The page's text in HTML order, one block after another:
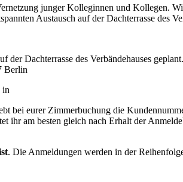
junger Kolleginnen und Kollegen.
Austausch auf der Dachterrasse des
Dachterrasse des Verbändehauses geplant.
Berlin
in
bei eurer Zimmerbuchung die
ihr am besten gleich nach Erhalt der
. Die Anmeldungen werden in der